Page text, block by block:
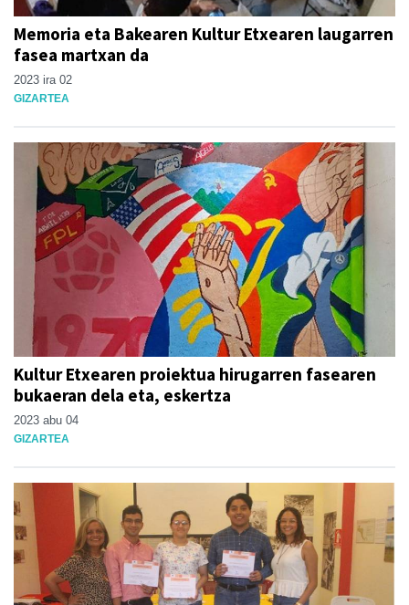
Memoria eta Bakearen Kultur Etxearen laugarren
fasea martxan da
2023 ira 02
GIZARTEA
Kultur Etxearen proiektua hirugarren fasearen
bukaeran dela eta, eskertza
2023 abu 04
GIZARTEA